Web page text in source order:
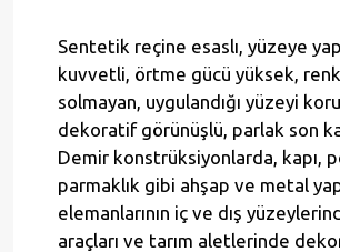
Sentetik reçine esaslı, yüzeye
kuvvetli, örtme gücü yüksek,
solmayan, uygulandığı yüzeyi
dekoratif görünüşlü, parlak son
Demir konstrüksiyonlarda, kapı,
parmaklık gibi ahşap ve metal
elemanlarının iç ve dış
araçları ve tarım aletlerinde